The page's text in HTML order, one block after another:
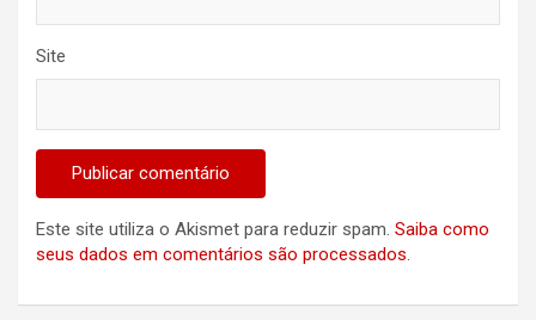
Site
Este site utiliza o Akismet para reduzir spam. Saiba como
seus dados em comentários são processados.